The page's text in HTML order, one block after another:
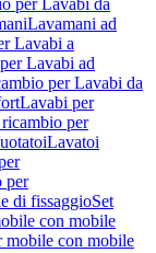
per Lavabi da
Lavamani ad
Lavabi a
Lavabi ad
per Lavabi da
Lavabi per
per
Lavatoi
per
di fissaggioSet
con mobile
mobile con mobile